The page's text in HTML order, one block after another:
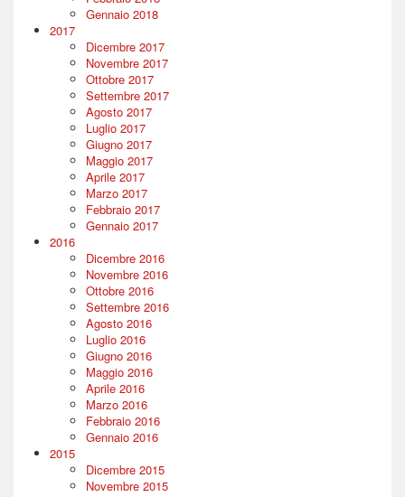
Gennaio 2018
2017
Dicembre 2017
Novembre 2017
Ottobre 2017
Settembre 2017
Agosto 2017
Luglio 2017
Giugno 2017
Maggio 2017
Aprile 2017
Marzo 2017
Febbraio 2017
Gennaio 2017
2016
Dicembre 2016
Novembre 2016
Ottobre 2016
Settembre 2016
Agosto 2016
Luglio 2016
Giugno 2016
Maggio 2016
Aprile 2016
Marzo 2016
Febbraio 2016
Gennaio 2016
2015
Dicembre 2015
Novembre 2015